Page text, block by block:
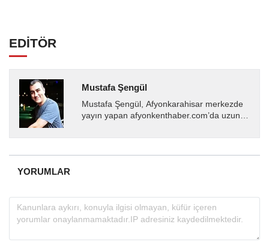
EDİTÖR
Mustafa Şengül
Mustafa Şengül, Afyonkarahisar merkezde
yayın yapan afyonkenthaber.com’da uzun
almakta, haber akışı...
YORUMLAR